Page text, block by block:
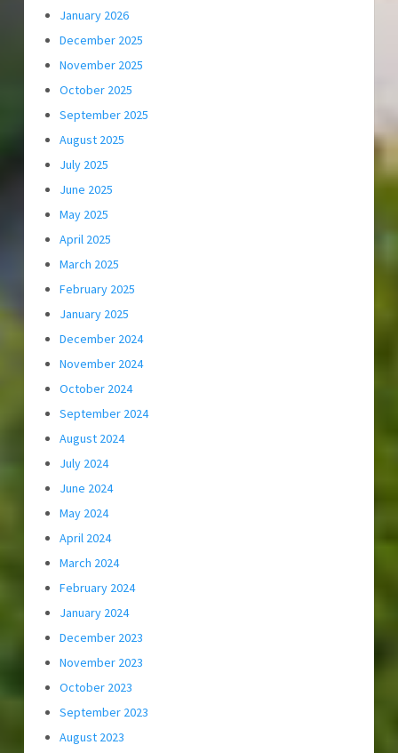
January 2026
December 2025
November 2025
October 2025
September 2025
August 2025
July 2025
June 2025
May 2025
April 2025
March 2025
February 2025
January 2025
December 2024
November 2024
October 2024
September 2024
August 2024
July 2024
June 2024
May 2024
April 2024
March 2024
February 2024
January 2024
December 2023
November 2023
October 2023
September 2023
August 2023